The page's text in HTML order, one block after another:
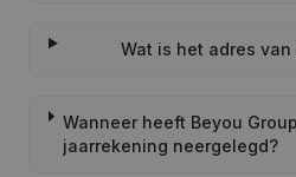
Wat is het adres van
Wanneer heeft Beyou
jaarrekening neergelegd?